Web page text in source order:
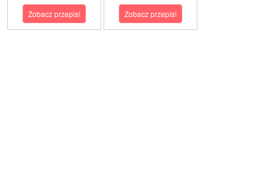
Zobacz przepis! Zobacz przepis!